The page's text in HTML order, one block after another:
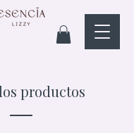
productos